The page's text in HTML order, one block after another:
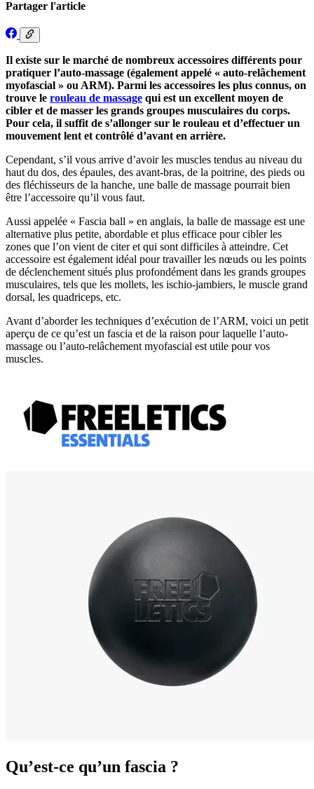
Partager l'article
Il existe sur le marché de nombreux accessoires différents pour
pratiquer l’auto-massage (également appelé « auto-relâchement
myofascial » ou ARM). Parmi les accessoires les plus connus, on
trouve le rouleau de massage qui est un excellent moyen de
cibler et de masser les grands groupes musculaires du corps.
Pour cela, il suffit de s’allonger sur le rouleau et d’effectuer un
mouvement lent et contrôlé d’avant en arrière.
Cependant, s’il vous arrive d’avoir les muscles tendus au niveau du
haut du dos, des épaules, des avant-bras, de la poitrine, des pieds ou
des fléchisseurs de la hanche, une balle de massage pourrait bien
être l’accessoire qu’il vous faut.
Aussi appelée « Fascia ball » en anglais, la balle de massage est une
alternative plus petite, abordable et plus efficace pour cibler les
zones que l’on vient de citer et qui sont difficiles à atteindre. Cet
accessoire est également idéal pour travailler les nœuds ou les points
de déclenchement situés plus profondément dans les grands groupes
musculaires, tels que les mollets, les ischio-jambiers, le muscle grand
dorsal, les quadriceps, etc.
Avant d’aborder les techniques d’exécution de l’ARM, voici un petit
aperçu de ce qu’est un fascia et de la raison pour laquelle l’auto-
massage ou l’auto-relâchement myofascial est utile pour vos
muscles.
Qu’est-ce qu’un fascia ?